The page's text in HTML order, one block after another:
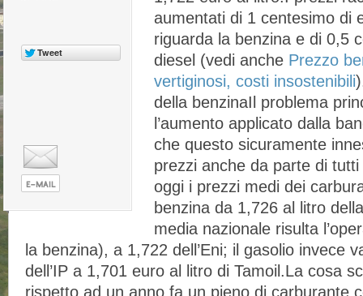
aumentati di 1 centesimo di
riguarda la benzina e di 0,5
diesel (vedi anche Prezzo
vertiginosi, costi insostenibili
della benzinaIl problema
l’aumento applicato dalla
che questo sicuramente
prezzi anche da parte di
oggi i prezzi medi dei
benzina da 1,726 al litro
media nazionale risulta
la benzina), a 1,722 dell’Eni; il gasolio invece
dell’IP a 1,701 euro al litro di Tamoil.La cosa
rispetto ad un anno fa un pieno di carburante